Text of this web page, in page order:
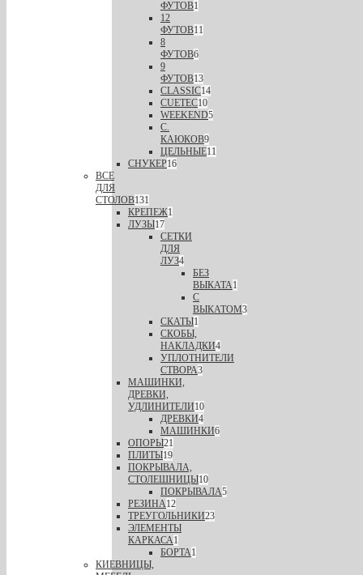
ФУТОВ1
12
ФУТОВ11
8
ФУТОВ6
9
ФУТОВ13
CLASSIC14
CUETEC10
WEEKEND5
С.
КАЮКОВ9
ЦЕЛЬНЫЕ11
СНУКЕР16
ВСЕ
ДЛЯ
СТОЛОВ131
КРЕПЕЖ1
ЛУЗЫ17
СЕТКИ
ДЛЯ
ЛУЗ4
БЕЗ
ВЫКАТА1
С
ВЫКАТОМ3
СКАТЫ1
СКОБЫ,
НАКЛАДКИ4
УПЛОТНИТЕЛИ
СТВОРА3
МАШИНКИ,
ДРЕВКИ,
УДЛИНИТЕЛИ10
ДРЕВКИ4
МАШИНКИ6
ОПОРЫ21
ПЛИТЫ19
ПОКРЫВАЛА,
СТОЛЕШНИЦЫ10
ПОКРЫВАЛА5
РЕЗИНА12
ТРЕУГОЛЬНИКИ23
ЭЛЕМЕНТЫ
КАРКАСА1
БОРТА1
КИЕВНИЦЫ,